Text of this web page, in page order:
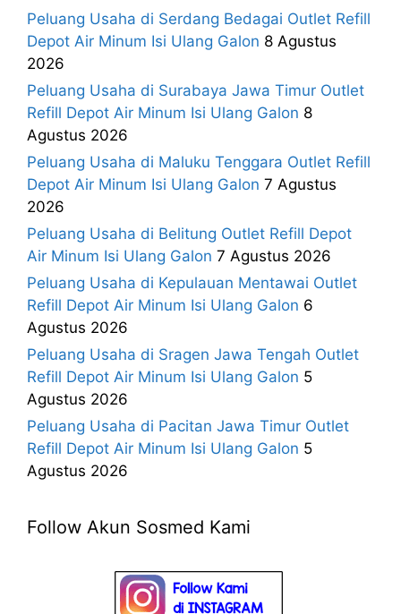
Peluang Usaha di Serdang Bedagai Outlet Refill
Depot Air Minum Isi Ulang Galon 8 Agustus
2026
Peluang Usaha di Surabaya Jawa Timur Outlet
Refill Depot Air Minum Isi Ulang Galon 8
Agustus 2026
Peluang Usaha di Maluku Tenggara Outlet Refill
Depot Air Minum Isi Ulang Galon 7 Agustus
2026
Peluang Usaha di Belitung Outlet Refill Depot
Air Minum Isi Ulang Galon 7 Agustus 2026
Peluang Usaha di Kepulauan Mentawai Outlet
Refill Depot Air Minum Isi Ulang Galon 6
Agustus 2026
Peluang Usaha di Sragen Jawa Tengah Outlet
Refill Depot Air Minum Isi Ulang Galon 5
Agustus 2026
Peluang Usaha di Pacitan Jawa Timur Outlet
Refill Depot Air Minum Isi Ulang Galon 5
Agustus 2026
Follow Akun Sosmed Kami